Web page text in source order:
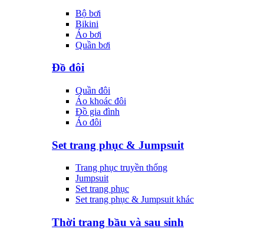
Bộ bơi
Bikini
Áo bơi
Quần bơi
Đồ đôi
Quần đôi
Áo khoác đôi
Đồ gia đình
Áo đôi
Set trang phục & Jumpsuit
Trang phục truyền thống
Jumpsuit
Set trang phục
Set trang phục & Jumpsuit khác
Thời trang bầu và sau sinh